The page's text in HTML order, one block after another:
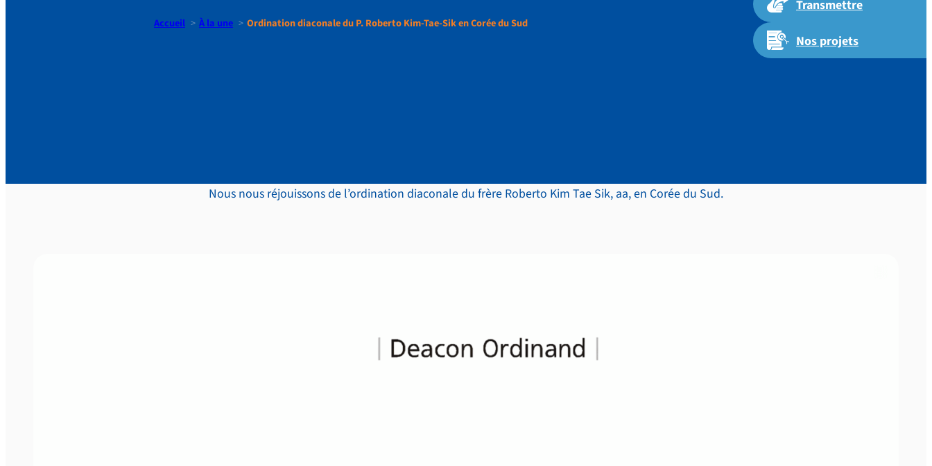
Transmettre
Nos projets
Accueil À la une Ordination diaconale du P. Roberto Kim-Tae-Sik en Corée du Sud
Nous nous réjouissons de l’ordination diaconale du frère Roberto Kim Tae Sik, aa, en Corée du Sud.